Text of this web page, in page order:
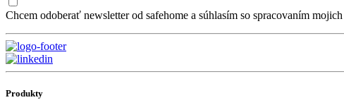
Chcem odoberať newsletter od safehome a súhlasím so spracovaním
Produkty